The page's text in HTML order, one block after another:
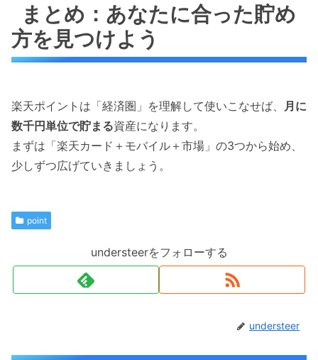
まとめ：あなたに合った貯め
方を見つけよう
楽天ポイントは「経済圏」を理解して使いこなせば、
月に
数千円単位で貯まる資産になります。
まずは「楽天カード＋モバイル＋市場」の3つから始め、
少しずつ広げていきましょう。
point
understeerをフォローする
understeer